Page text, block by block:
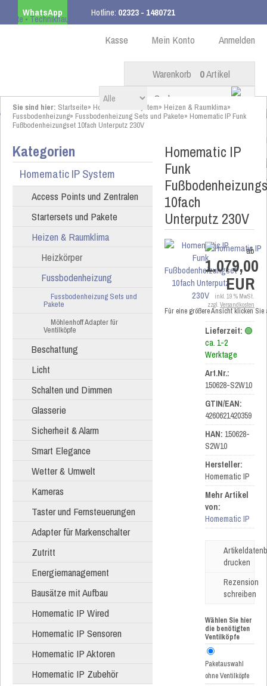
WhatsApp Hotline: 02323 - 1480721
ab 99,00 € innerhalb DE Anmelden
Mein Konto
Kasse
Warenkorb 0Artikel
Sie sind hier: Startseite» Homematic IP System» Heizen & Raumklima»
Fussbodenheizung» Fussbodenheizung Sets und Pakete» Homematic IP Funk
Fußbodenheizungset 10fach Unterputz 230V
Kategorien
Homematic IP System
Access Points und Zentralen
Startersets und Pakete
Heizen & Raumklima
Heizkörper
Fussbodenheizung
Fussbodenheizung Sets und
Pakete
Möhlenhoff Adapter für
Ventilköpfe
Beschattung
Licht
Schalten und Dimmen
Glasserie
Sicherheit & Alarm
Smart Elegance
Wetter & Umwelt
Kameras
Taster und Fernsteuerungen
Adapter für Markenschalter
Zutritt
Energiemanagement
Bausätze mit Aufbau
Homematic IP Wired
Homematic IP Sensoren
Homematic IP Aktoren
Homematic IP Zubehör
Homematic IP
Funk
10fach
Unterputz 230V
Für eine größere Ansicht klicken
ab
1.079,00
EUR
inkl. 19 % MwSt.
zzgl. Versandkosten
Lieferzeit: 🟢
ca. 1-2
Werktage
Art.Nr.:
150628-S2W10
GTIN/EAN:
4260621420359
HAN: 150628-
S2W10
Hersteller:
Homematic IP
Mehr Artikel
von:
Homematic IP
drucken
Rezension
schreiben
Wählen Sie hier
die benötigten
Ventilköpfe
Paketauswahl
ohne Ventilköpfe